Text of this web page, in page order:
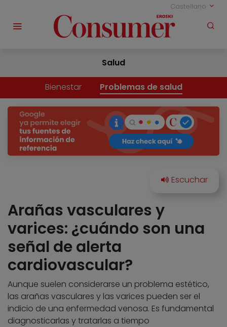
Castellano
Salud
Bienestar Problemas de salud
Arañas vasculares y
varices: ¿cuándo son una
señal de alerta
cardiovascular?
Aunque suelen considerarse un problema estético,
las arañas vasculares y las varices pueden ser el
indicio de una enfermedad venosa. Es fundamental
diagnosticarlas y tratarlas a tiempo